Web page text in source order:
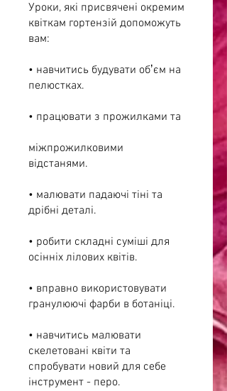
Уроки, які присвячені окремим
квіткам гортензій допоможуть
вам:
• навчитись будувати обʼєм на
пелюстках.
• працювати з прожилками та
міжпрожилковими
відстанями.
• малювати падаючі тіні та
дрібні деталі.
• робити складні суміші для
осінніх лілових квітів.
• вправно використовувати
гранулюючі фарби в ботаніці.
• навчитись малювати
скелетовані квіти та
спробувати новий для себе
інструмент - перо.